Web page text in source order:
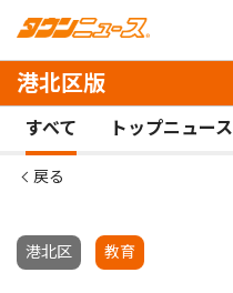
港北区版
すべて トップニュース
戻る
港北区 教育